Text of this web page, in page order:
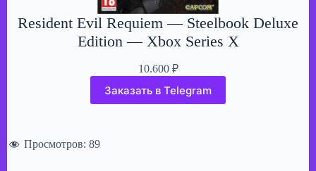
Resident Evil Requiem — Steelbook Deluxe
Edition — Xbox Series X
10.600 ₽
Заказать в Telegram
Просмотров: 89